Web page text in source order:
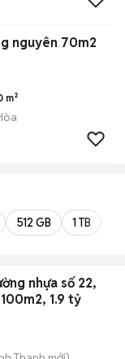
nguyên 70m2
m²
512 GB 1 TB
nhựa số 22,
1.9 tỷ